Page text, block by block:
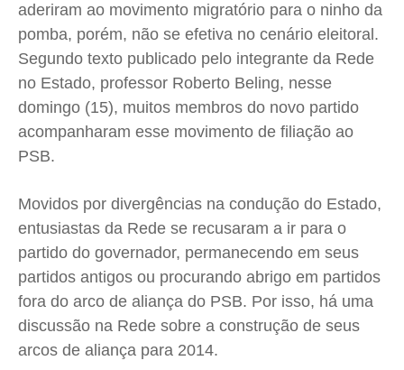
aderiram ao movimento migratório para o ninho da
pomba, porém, não se efetiva no cenário eleitoral.
Segundo texto publicado pelo integrante da Rede
no Estado, professor Roberto Beling, nesse
domingo (15), muitos membros do novo partido
acompanharam esse movimento de filiação ao
PSB.
Movidos por divergências na condução do Estado,
entusiastas da Rede se recusaram a ir para o
partido do governador, permanecendo em seus
partidos antigos ou procurando abrigo em partidos
fora do arco de aliança do PSB. Por isso, há uma
discussão na Rede sobre a construção de seus
arcos de aliança para 2014.